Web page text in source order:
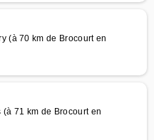
(à 70 km de Brocourt en
71 km de Brocourt en